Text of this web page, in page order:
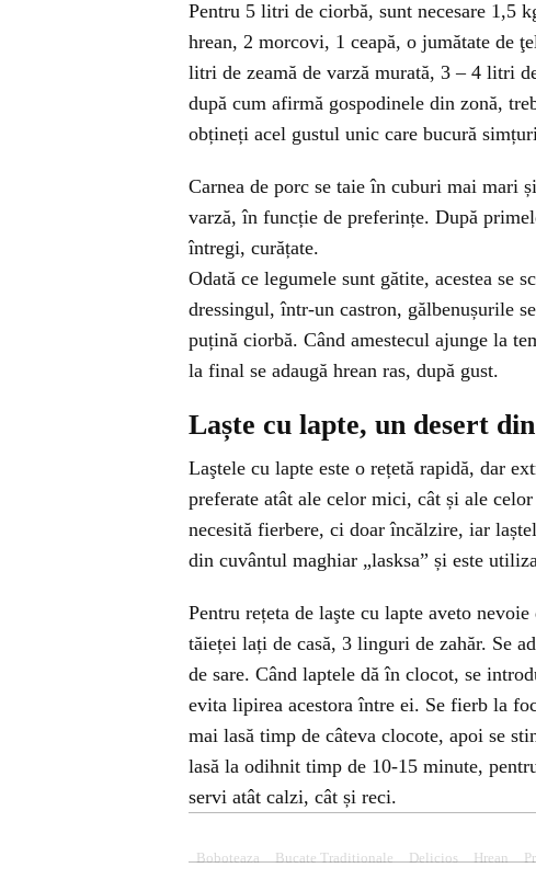
Pentru 5 litri de ciorbă, sunt necesare 1,5
hrean, 2 morcovi, 1 ceapă, o jumătate de
litri de zeamă de varză murată, 3 – 4 litri
după cum afirmă gospodinele din zonă,
obțineți acel gustul unic care bucură
Carnea de porc se taie în cuburi mai mari
varză, în funcție de preferințe. După
întregi, curățate.
Odată ce legumele sunt gătite, acestea se
dressingul, într-un castron, gălbenușurile
puțină ciorbă. Când amestecul ajunge la
la final se adaugă hrean ras, după gust.
Laște cu lapte, un desert
Laştele cu lapte este o rețetă rapidă, dar
preferate atât ale celor mici, cât și ale
necesită fierbere, ci doar încălzire, iar
din cuvântul maghiar „lasksa” și este
Pentru rețeta de laşte cu lapte aveto
tăieței lați de casă, 3 linguri de zahăr. Se
de sare. Când laptele dă în clocot, se
evita lipirea acestora între ei. Se fierb la
mai lasă timp de câteva clocote, apoi se
lasă la odihnit timp de 10-15 minute,
servi atât calzi, cât și reci.
Boboteaza Bucate Traditionale Delicios Hrean